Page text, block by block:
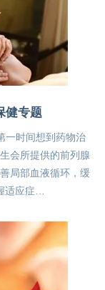
健专题
一时间想到药物治
会所提供的前列腺
局部血液循环，缓
适应症…